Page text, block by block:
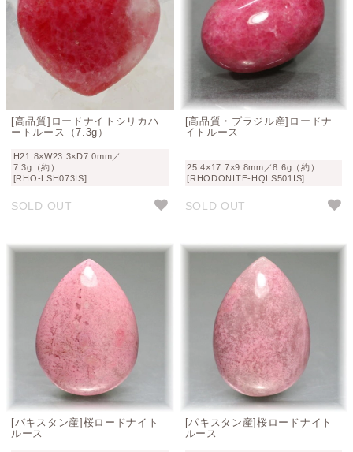
[高品質]ロードナイトシリカハ
ートルース（7.3g）
H21.8×W23.3×D7.0mm／
7.3g（約）
[RHO-LSH073IS]
SOLD OUT
[高品質・ブラジル産]ロードナ
イトルース
25.4×17.7×9.8mm／8.6g（約）
[RHODONITE-HQLS501IS]
SOLD OUT
[パキスタン産]桜ロードナイト
ルース
[パキスタン産]桜ロードナイト
ルース